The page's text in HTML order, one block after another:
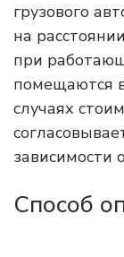
грузового
на
при
помещаются
случаях
зависимости
Способ